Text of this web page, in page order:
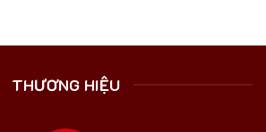
THƯƠNG HIỆU